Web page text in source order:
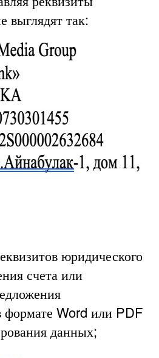
выглядят так:
юридического
счета или
формате Word или PDF
данных;